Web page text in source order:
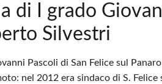
di I grado
Silvestri
Pascoli di San Felice sul
nel 2012 era sindaco di S. Felice